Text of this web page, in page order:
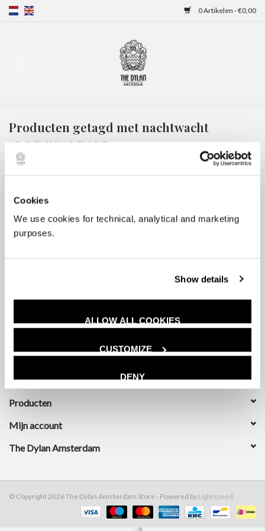
Cookies
We use cookies for technical, analytical and marketing
purposes.
Show details
ALLOW ALL COOKIES
CUSTOMIZE
DENY
0 Artikelen - €0,00
Overnachtingen
Producten getagd met nachtwacht
HOME/TAGS/NACHTWACHT
Klantenservice
Producten
Mijn account
The Dylan Amsterdam
© Copyright 2026 The Dylan Amsterdam Store - Powered by Lightspeed